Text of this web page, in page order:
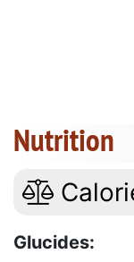
Nutrition
Glucides: